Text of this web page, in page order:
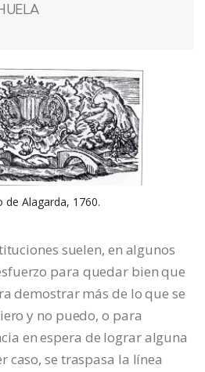
de Alagarda, 1760.
suelen, en algunos
para quedar bien que
demostrar más de lo que se
y no puedo, o para
en espera de lograr alguna
caso, se traspasa la línea